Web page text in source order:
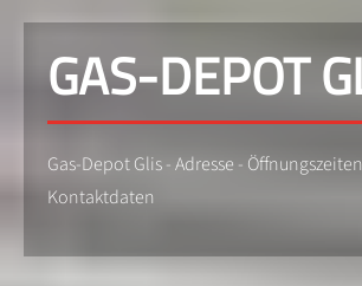
GAS-DEPOT
Gas-Depot Glis - Adresse -
Kontaktdaten